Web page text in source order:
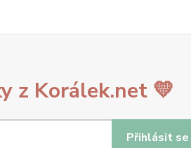
z Korálek.net 💛
Přihlásit se